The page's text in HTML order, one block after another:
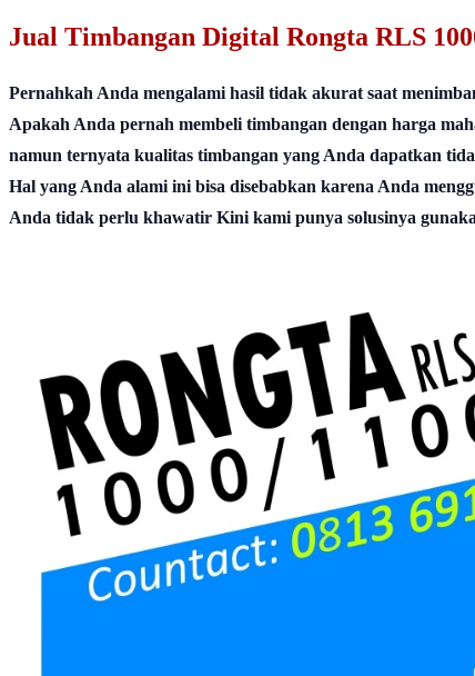
Jual Timbangan Digital Rongta RLS
Pernahkah Anda mengalami hasil tidak akurat saat
Apakah Anda pernah membeli timbangan dengan harga
namun ternyata kualitas timbangan yang Anda dapatkan
Hal yang Anda alami ini bisa disebabkan karena Anda
Anda tidak perlu khawatir Kini kami punya solusinya